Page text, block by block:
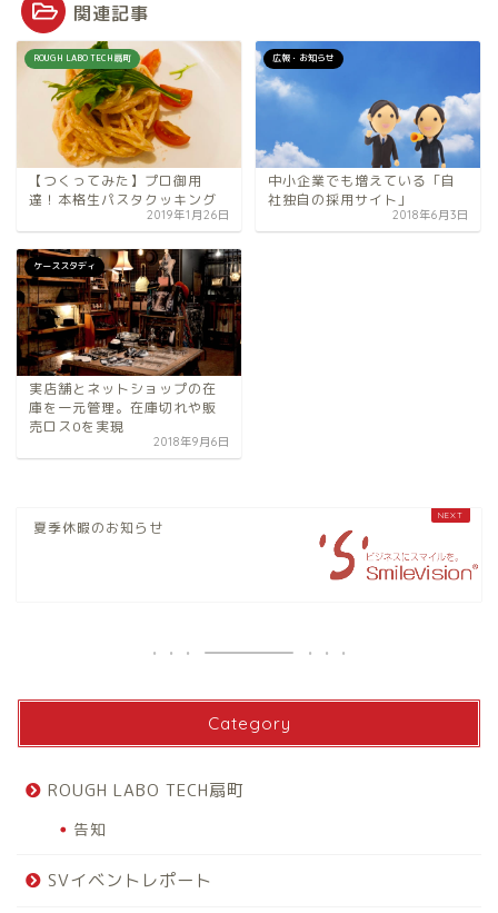
関連記事
ROUGH LABO TECH扇町
【つくってみた】プロ御用
達！本格生パスタクッキング
2019年1月26日
広報・お知らせ
中小企業でも増えている「自
社独自の採用サイト」
2018年6月3日
ケーススタディ
実店舗とネットショップの在
庫を一元管理。在庫切れや販
売ロス0を実現
2018年9月6日
夏季休暇のお知らせ
Category
ROUGH LABO TECH扇町
告知
SVイベントレポート